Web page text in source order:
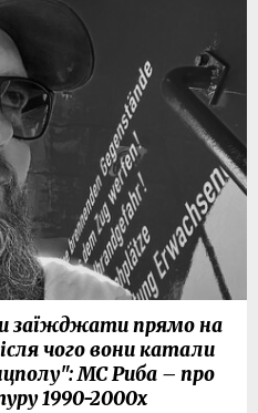
заїжджати прямо на
чого вони катали
МС Риба – про
1990-2000х